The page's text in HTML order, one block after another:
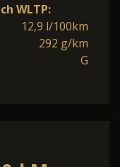
WLTP:
12,9 l/100km
292 g/km
G